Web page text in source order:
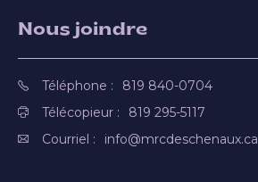
Nous joindre
Téléphone :
819 840-0704
Télécopieur :
819 295-5117
Courriel :
info@mrcdeschenaux.ca